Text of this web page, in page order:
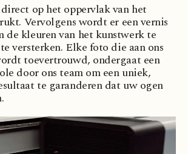
op het oppervlak van het
Vervolgens wordt er een vernis
de kleuren van het kunstwerk te
versterken. Elke foto die aan ons
toevertrouwd, ondergaat een
door ons team om een uniek,
te garanderen dat uw ogen